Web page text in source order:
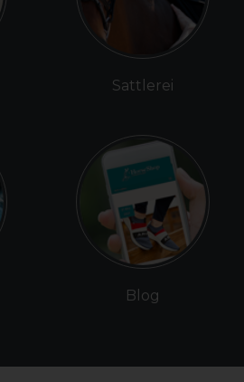
Sattlerei
Blog